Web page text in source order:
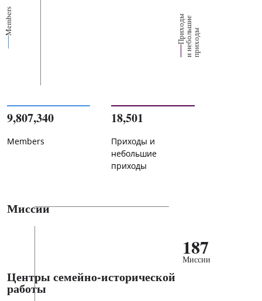
Members П
р
их
о
д
ы
и
н
е
б
о
ль
ш
ие
п
р
и
х
о
ды
9,807,340
Members
18,501
Приходы и
небольшие
приходы
Миссии
187
Миссии
Центры семейно-исторической
работы